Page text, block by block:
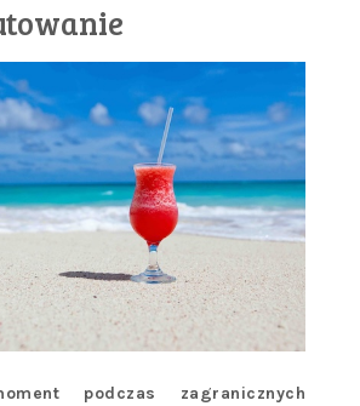
podczas zagranicznych